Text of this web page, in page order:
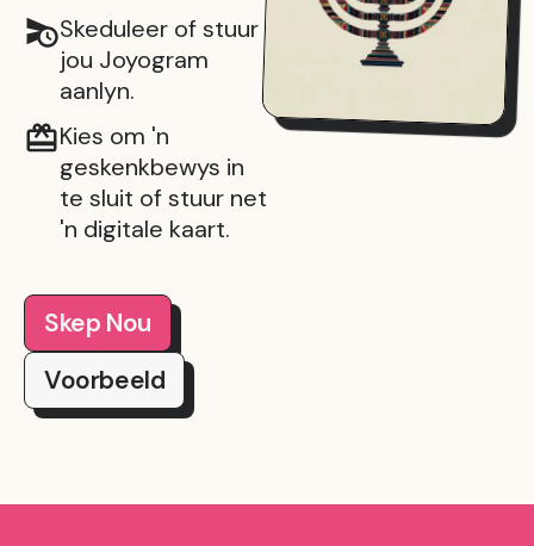
Skeduleer of stuur
jou Joyogram
aanlyn.
Kies om 'n
geskenkbewys in
te sluit of stuur net
'n digitale kaart.
Skep Nou
Voorbeeld